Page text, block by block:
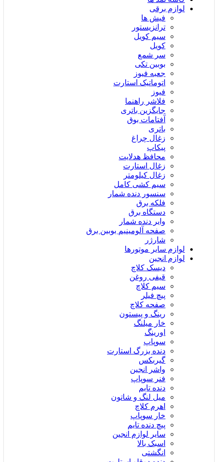
لوازم برقی
فیش ها
ترانزیستور
سیم کویل
کویل
سر شمع
بوبین تکی
جعبه فیوز
اتوماتیک استارت
فیوز
فلاشر راهنما
جایگزین باتری
آفتامات بوق
باتری
زغال چراغ
پیکاپ
محافظ هدلایت
زغال استارت
زغال کیلومتر
سیم کشی کامل
سنسور دنده شمار
فلکه برق
دستگاه برق
وایر دنده شمار
صفحه آلومینیم بوبین برق
شارژر
لوازم سایر موتورها
لوازم انجین
دیسک کلاچ
قیفی روغن
سیم کلاچ
پیچ فیلر
صفحه کلاچ
رینگ و پیستون
خار میلنگ
اورینگ
سوپاپ
دنده بزرگ استارت
گیربکس
واشر انجین
فنر سوپاپ
دنده تایم
میل لنگ و شاتون
اهرم کلاچ
خار سوپاپ
پیچ دنده تایم
سایر لوازم انجین
اسبک بالا
انگشتی